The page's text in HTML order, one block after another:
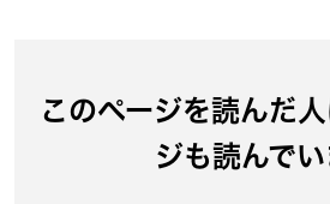
このページを読んだ
ジも読んで